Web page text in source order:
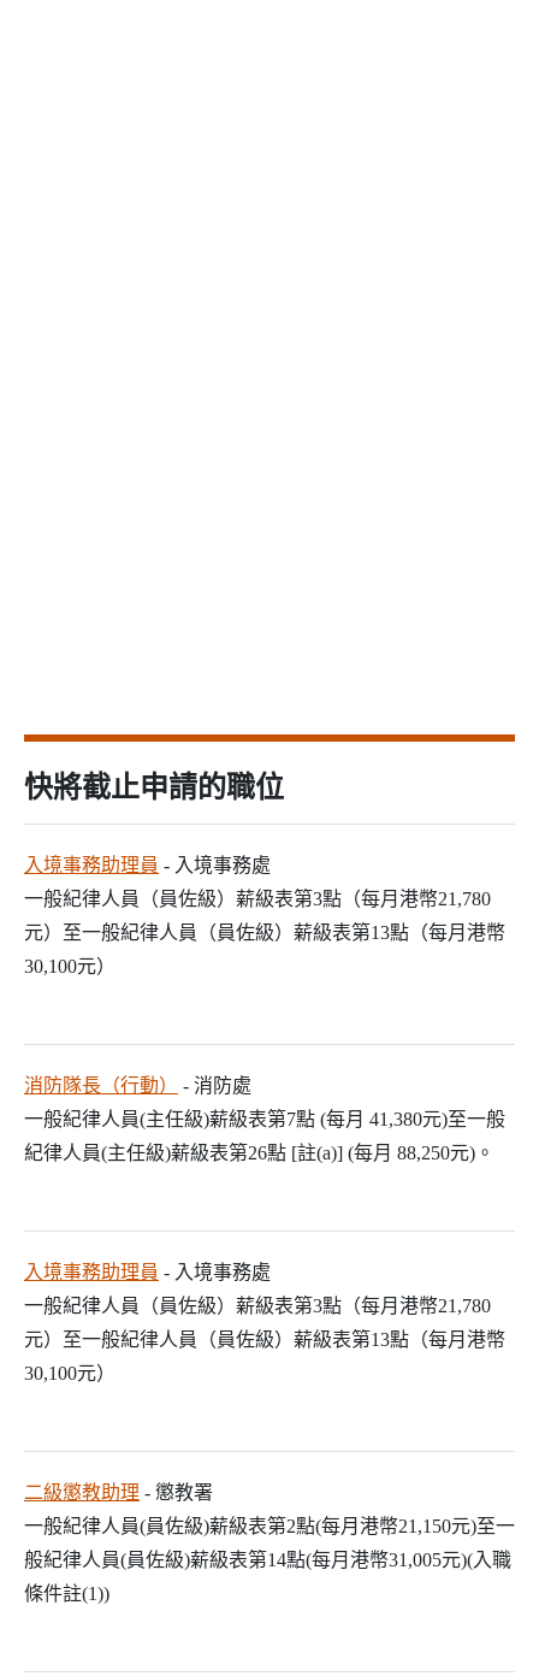
快將截止申請的職位
入境事務助理員 - 入境事務處
一般紀律人員（員佐級）薪級表第3點（每月港幣21,780
元）至一般紀律人員（員佐級）薪級表第13點（每月港幣
30,100元）
消防隊長（行動）
- 消防處
一般紀律人員(主任級)薪級表第7點 (每月 41,380元)至一般
紀律人員(主任級)薪級表第26點 [註(a)] (每月 88,250元)。
入境事務助理員 - 入境事務處
一般紀律人員（員佐級）薪級表第3點（每月港幣21,780
元）至一般紀律人員（員佐級）薪級表第13點（每月港幣
30,100元）
二級懲教助理 - 懲教署
一般紀律人員(員佐級)薪級表第2點(每月港幣21,150元)至一
般紀律人員(員佐級)薪級表第14點(每月港幣31,005元)(入職
條件註(1))